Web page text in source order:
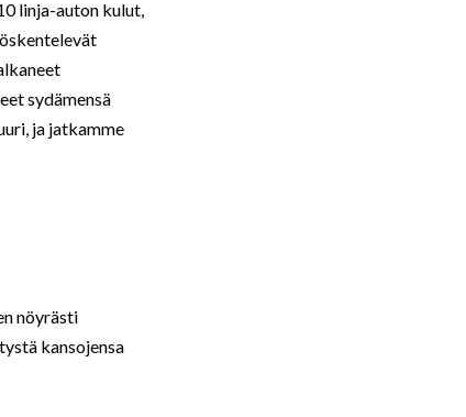
linja-auton kulut,
sydämensä
ja jatkamme
nöyrästi
kansojensa